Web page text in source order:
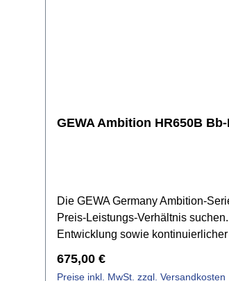
GEWA Ambition HR650B
Die GEWA Germany Ambition-
Preis-Leistungs-Verhältnis
Entwicklung sowie
klangliche Präzision und
Regulärer Preis:
675,00 €
Preise inkl. MwSt. zzgl. Versandkosten